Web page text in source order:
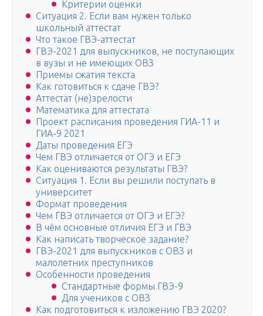
Критерии оценки
Ситуация 2. Если вам нужен только
школьный аттестат
Что такое ГВЭ-аттестат
ГВЭ-2021 для выпускников, не поступающих
в вузы и не имеющих ОВЗ
Приемы сжатия текста
Как готовиться к сдаче ГВЭ?
Аттестат (не)зрелости
Математика для аттестата
Проект расписания проведения ГИА-11 и
ГИА-9 2021
Даты проведения ЕГЭ
Чем ГВЭ отличается от ОГЭ и ЕГЭ
Как оцениваются результаты ГВЭ?
Ситуация 1. Если вы решили поступать в
университет
Формат проведения
Чем ГВЭ отличается от ОГЭ и ЕГЭ?
В чём основные отличия ЕГЭ и ГВЭ
Как написать творческое задание?
ГВЭ-2021 для выпускников с ОВЗ и
малолетних преступников
Особенности проведения
Стандартные формы ГВЭ-9
Для учеников с ОВЗ
Как подготовиться к изложению ГВЭ 2020?